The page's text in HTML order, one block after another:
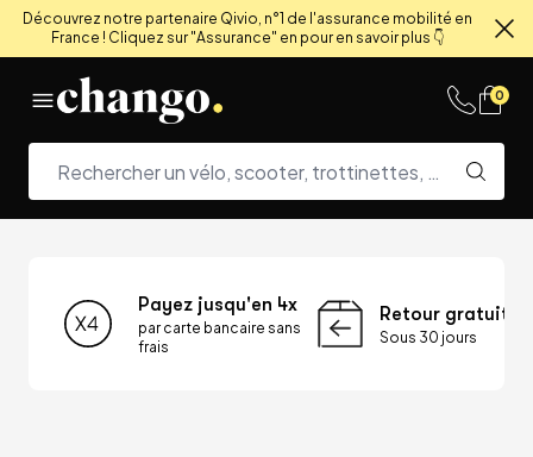
Découvrez notre partenaire Qivio, n°1 de l'assurance mobilité en
France ! Cliquez sur "Assurance" en pour en savoir plus 👇
0
Payez jusqu'en 4x
par carte bancaire sans
frais
Retour gratuit
Sous 30 jours